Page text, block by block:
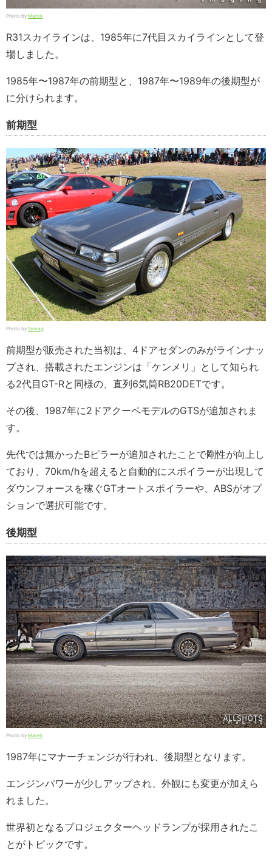
Photo by Marek
R31スカイラインは、1985年に7代目スカイラインとして登
場しました。
1985年〜1987年の前期型と、1987年〜1989年の後期型が
に分けられます。
前期型
Photo by Sicnag
前期型が販売された当初は、4ドアセダンのみがラインナッ
プされ、搭載されたエンジンは「ケンメリ」として知られ
る2代目GT-Rと同様の、直列6気筒RB20DETです。
その後、1987年に2ドアクーペモデルのGTSが追加されま
す。
先代では無かったBピラーが追加されたことで剛性が向上し
ており、70km/hを超えると自動的にスポイラーが出現して
ダウンフォースを稼ぐGTオートスポイラーや、ABSがオプ
ションで選択可能です。
後期型
Photo by Marek
1987年にマナーチェンジが行われ、後期型となります。
エンジンパワーが少しアップされ、外観にも変更が加えら
れました。
世界初となるプロジェクターヘッドランプが採用されたこ
とがトピックです。